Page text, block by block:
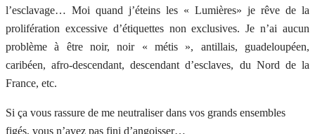
l’esclavage… Moi quand j’éteins les « Lumières» je rêve de la
prolifération excessive d’étiquettes non exclusives. Je n’ai aucun
problème à être noir, noir « métis », antillais, guadeloupéen,
caribéen, afro-descendant, descendant d’esclaves, du Nord de la
France, etc.
Si ça vous rassure de me neutraliser dans vos grands ensembles
figés, vous n’avez pas fini d’angoisser…